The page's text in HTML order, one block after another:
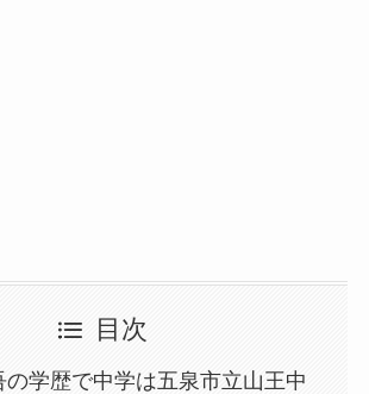
目次
の学歴で中学は五泉市立山王中